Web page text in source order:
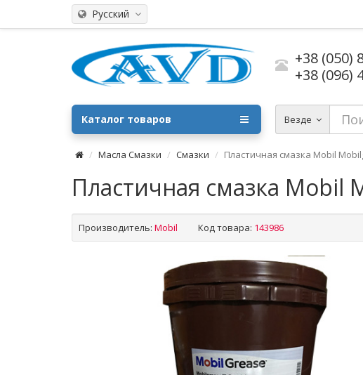
Русский
+38 (050)
+38 (096)
Везде
Каталог товаров
Масла Смазки Смазки Пластичная смазка Mobil
Пластичная смазка Mobil
Производитель: Mobil Код товара: 143986